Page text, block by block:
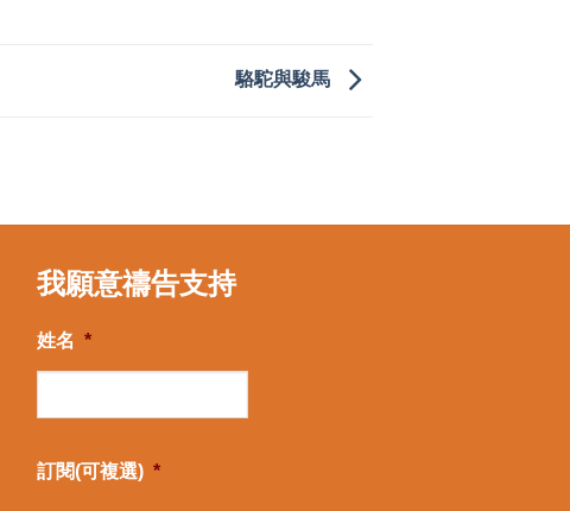
駱駝與駿馬
我願意禱告支持
姓名 *
訂閱(可複選) *